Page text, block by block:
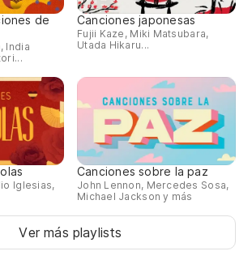
de
India
Canciones japonesas
Fujii Kaze, Miki Matsubara,
Utada Hikaru...
Iglesias,
Canciones sobre la paz
John Lennon, Mercedes Sosa,
Michael Jackson y más
Ver más playlists